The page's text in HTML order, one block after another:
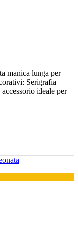
manica lunga per
Serigrafia
ideale per